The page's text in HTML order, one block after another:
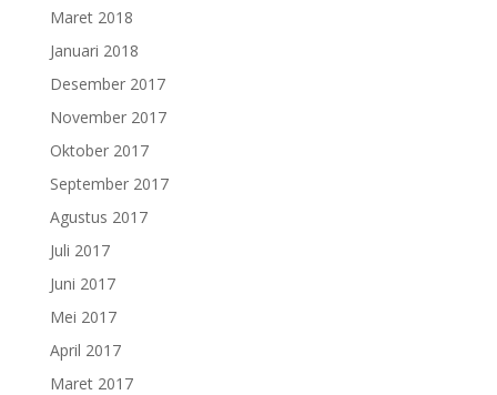
Maret 2018
Januari 2018
Desember 2017
November 2017
Oktober 2017
September 2017
Agustus 2017
Juli 2017
Juni 2017
Mei 2017
April 2017
Maret 2017